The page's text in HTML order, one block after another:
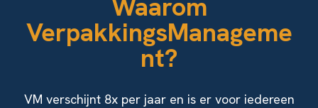
Waarom
VerpakkingsManageme
nt?
VM verschijnt 8x per jaar en is er voor iedereen